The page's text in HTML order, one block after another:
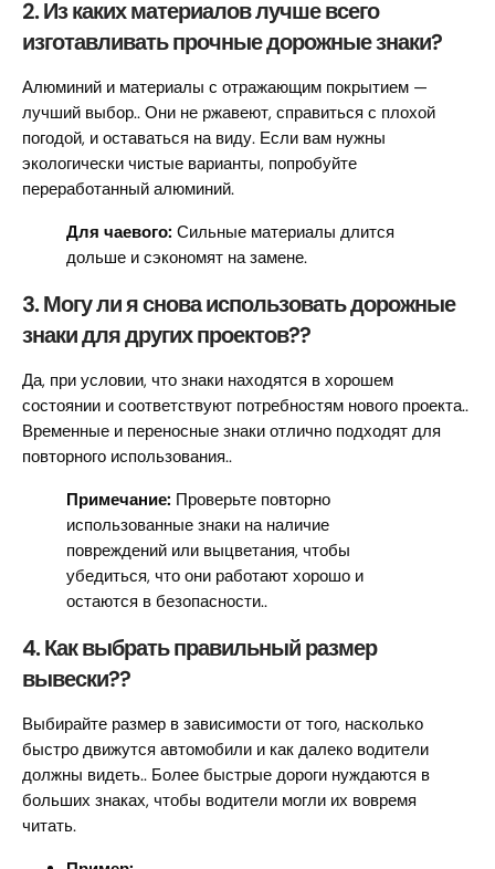
2. Из каких материалов лучше всего
изготавливать прочные дорожные знаки?
Алюминий и материалы с отражающим покрытием —
лучший выбор.. Они не ржавеют, справиться с плохой
погодой, и оставаться на виду. Если вам нужны
экологически чистые варианты, попробуйте
переработанный алюминий.
Для чаевого: Сильные материалы длится
дольше и сэкономят на замене.
3. Могу ли я снова использовать дорожные
знаки для других проектов??
Да, при условии, что знаки находятся в хорошем
состоянии и соответствуют потребностям нового проекта..
Временные и переносные знаки отлично подходят для
повторного использования..
Примечание: Проверьте повторно
использованные знаки на наличие
повреждений или выцветания, чтобы
убедиться, что они работают хорошо и
остаются в безопасности..
4. Как выбрать правильный размер
вывески??
Выбирайте размер в зависимости от того, насколько
быстро движутся автомобили и как далеко водители
должны видеть.. Более быстрые дороги нуждаются в
больших знаках, чтобы водители могли их вовремя
читать.